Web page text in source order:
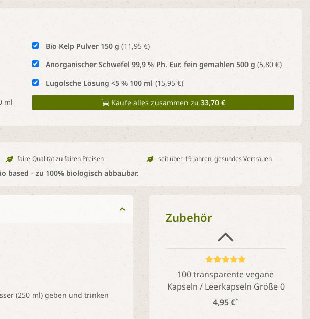
ml
Bio Kelp Pulver 150 g (11,95 €)
Anorganischer Schwefel 99,9 % Ph. Eur. fein gemahlen 500 g (5,80 €)
Lugolsche Lösung <5 % 100 ml (15,95 €)
Kaufe alles zusammen zu 33,70 €
faire Qualität zu fairen Preisen seit über 19 Jahren, gesundes Vertrauen
based - zu 100% biologisch abbaubar.
(250 ml) geben und trinken
Zubehör
100 transparente vegane
Kapseln / Leerkapseln Größe 0
4,95 €*